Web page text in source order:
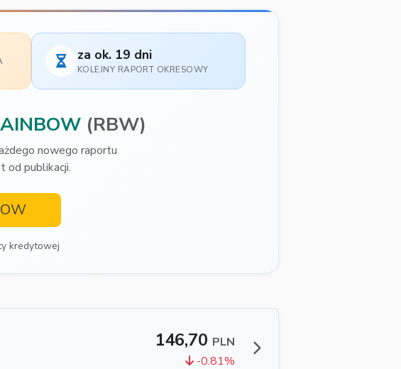
za ok. 19 dni
KOLEJNY RAPORT OKRESOWY
(RBW)
nowego raportu
od publikacji.
kredytowej
146,70 PLN
-0.81%